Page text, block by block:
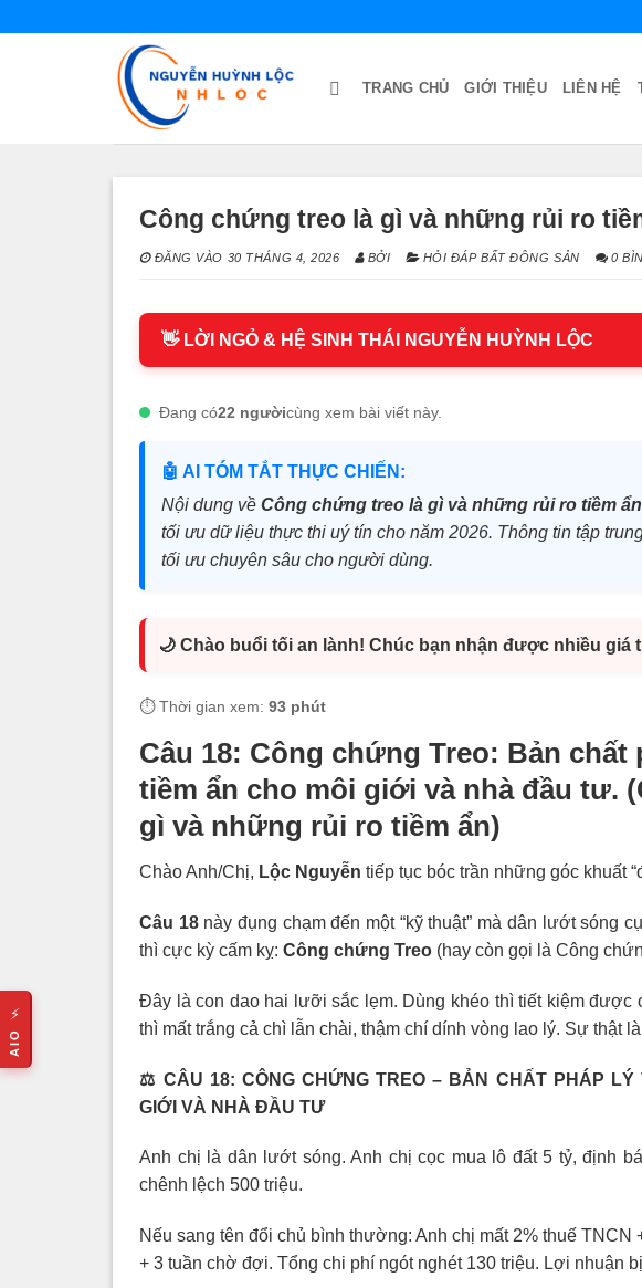
TRANG CHỦ GIỚI THIỆU LIÊN HỆ
Công chứng treo là gì và những rủi ro
ĐĂNG VÀO 30 THÁNG 4, 2026 BỞI HỎI ĐÁP BẤT ĐÔNG SẢN 0
👋 LỜI NGỎ & HỆ SINH THÁI NGUYỄN HUỲNH LỘC
Đang có22 ngườicùng xem bài viết này.
🤖 AI TÓM TẮT THỰC CHIẾN:
Nội dung về Công chứng treo là gì và những rủi ro tiềm ẩn
tối ưu dữ liệu thực thi uý tín cho năm 2026. Thông tin tập
tối ưu chuyên sâu cho người dùng.
🌙 Chào buổi tối an lành! Chúc bạn nhận được nhiều giá
⏱️ Thời gian xem: 93 phút
Câu 18: Công chứng Treo: Bản chất
tiềm ẩn cho môi giới và nhà đầu tư.
gì và những rủi ro tiềm ẩn)
Chào Anh/Chị, Lộc Nguyễn tiếp tục bóc trần những góc khuất
Câu 18này đụng chạm đến một “kỹ thuật” mà dân lướt sóng
thì cực kỳ cấm kỵ: Công chứng Treo (hay còn gọi là Công
Đây là con dao hai lưỡi sắc lẹm. Dùng khéo thì tiết kiệm được
thì mất trắng cả chì lẫn chài, thậm chí dính vòng lao lý. Sự thật
⚖️ CÂU 18: CÔNG CHỨNG TREO – BẢN CHẤT PHÁP LÝ
GIỚI VÀ NHÀ ĐẦU TƯ
Anh chị là dân lướt sóng. Anh chị cọc mua lô đất 5 tỷ, định
chênh lệch 500 triệu.
Nếu sang tên đổi chủ bình thường: Anh chị mất 2% thuế
+ 3 tuần chờ đợi. Tổng chi phí ngót nghét 130 triệu. Lợi nhuận
⚡
AIO